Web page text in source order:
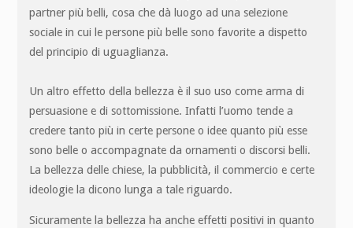
partner più belli, cosa che dà luogo ad una selezione
sociale in cui le persone più belle sono favorite a dispetto
del principio di uguaglianza.
Un altro effetto della bellezza è il suo uso come arma di
persuasione e di sottomissione. Infatti l’uomo tende a
credere tanto più in certe persone o idee quanto più esse
sono belle o accompagnate da ornamenti o discorsi belli.
La bellezza delle chiese, la pubblicità, il commercio e certe
ideologie la dicono lunga a tale riguardo.
Sicuramente la bellezza ha anche effetti positivi in quanto